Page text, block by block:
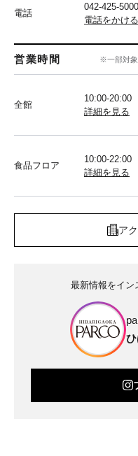
電話
042-425-5000
電話をかける
営業時間 ※一部対象
全館
10:00-20:00
詳細を見る
食品フロア
10:00-22:00
詳細を見る
ア
最新情報をイン